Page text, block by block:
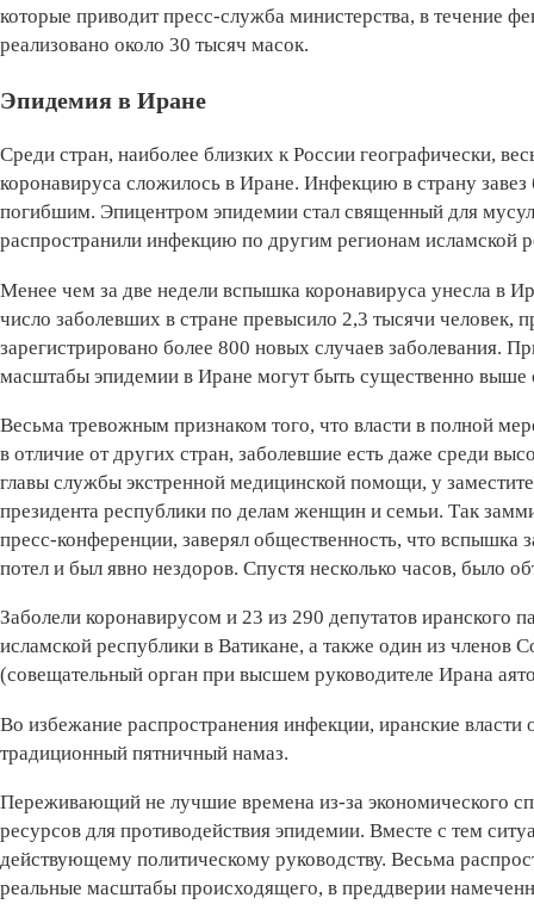
которые приводит пресс-служба министерства, в течение
реализовано около 30 тысяч масок.
Эпидемия в Иране
Среди стран, наиболее близких к России географически,
коронавируса сложилось в Иране. Инфекцию в страну
погибшим. Эпицентром эпидемии стал священный для
распространили инфекцию по другим регионам исламской
Менее чем за две недели вспышка коронавируса унесла в
число заболевших в стране превысило 2,3 тысячи человек,
зарегистрировано более 800 новых случаев заболевания.
масштабы эпидемии в Иране могут быть существенно
Весьма тревожным признаком того, что власти в полной
в отличие от других стран, заболевшие есть даже среди
главы службы экстренной медицинской помощи, у
президента республики по делам женщин и семьи. Так
пресс-конференции, заверял общественность, что вспышка
потел и был явно нездоров. Спустя несколько часов, было
Заболели коронавирусом и 23 из 290 депутатов
исламской республики в Ватикане, а также один из членов
(совещательный орган при высшем руководителе Ирана
Во избежание распространения инфекции, иранские
традиционный пятничный намаз.
Переживающий не лучшие времена из-за экономического
ресурсов для противодействия эпидемии. Вместе с тем
действующему политическому руководству. Весьма
реальные масштабы происходящего, в преддверии